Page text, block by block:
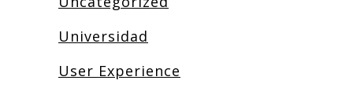
Universidad
User Experience